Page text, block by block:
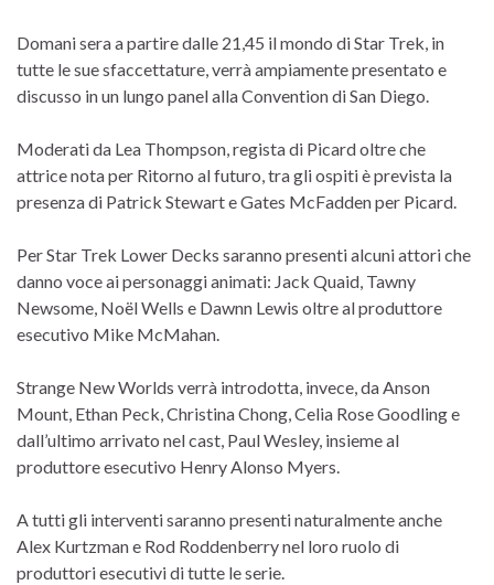
Domani sera a partire dalle 21,45 il mondo di Star Trek, in
tutte le sue sfaccettature, verrà ampiamente presentato e
discusso in un lungo panel alla Convention di San Diego.
Moderati da Lea Thompson, regista di Picard oltre che
attrice nota per Ritorno al futuro, tra gli ospiti è prevista la
presenza di Patrick Stewart e Gates McFadden per Picard.
Per Star Trek Lower Decks saranno presenti alcuni attori che
danno voce ai personaggi animati: Jack Quaid, Tawny
Newsome, Noël Wells e Dawnn Lewis oltre al produttore
esecutivo Mike McMahan.
Strange New Worlds verrà introdotta, invece, da Anson
Mount, Ethan Peck, Christina Chong, Celia Rose Goodling e
dall’ultimo arrivato nel cast, Paul Wesley, insieme al
produttore esecutivo Henry Alonso Myers.
A tutti gli interventi saranno presenti naturalmente anche
Alex Kurtzman e Rod Roddenberry nel loro ruolo di
produttori esecutivi di tutte le serie.